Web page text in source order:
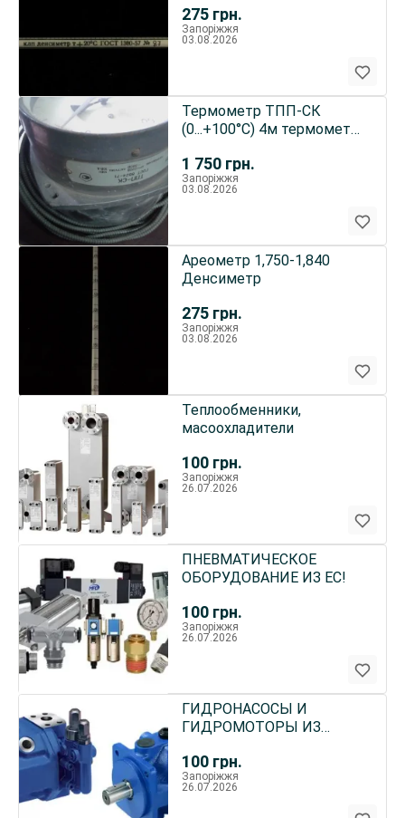
275 грн.
Запоріжжя
03.08.2026
1 750 грн.
Термометр ТПП-СК
(0...+100°С) 4м термометр
манометрическ
Запоріжжя
03.08.2026
275 грн.
Ареометр 1,750-1,840
Денсиметр
Запоріжжя
03.08.2026
100 грн.
Теплообменники,
масоохладители
Запоріжжя
26.07.2026
100 грн.
ПНЕВМАТИЧЕСКОЕ
ОБОРУДОВАНИЕ ИЗ ЕС!
Запоріжжя
26.07.2026
100 грн.
ГИДРОНАСОСЫ И
ГИДРОМОТОРЫ ИЗ
Запоріжжя
26.07.2026